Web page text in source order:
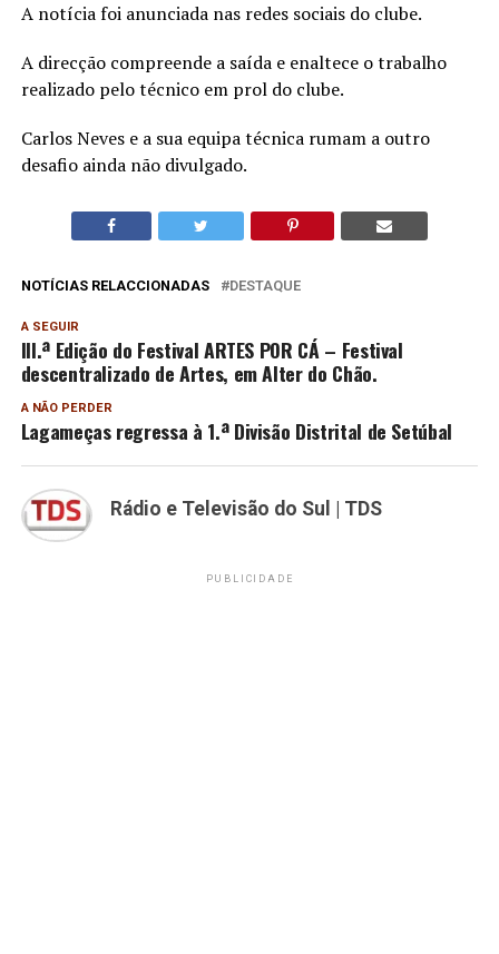
A notícia foi anunciada nas redes sociais do clube.
A direcção compreende a saída e enaltece o trabalho
realizado pelo técnico em prol do clube.
Carlos Neves e a sua equipa técnica rumam a outro
desafio ainda não divulgado.
NOTÍCIAS RELACCIONADAS DESTAQUE
A SEGUIR
III.ª Edição do Festival ARTES POR CÁ – Festival
descentralizado de Artes, em Alter do Chão.
A NÃO PERDER
Lagameças regressa à 1.ª Divisão Distrital de Setúbal
Rádio e Televisão do Sul | TDS
PUBLICIDADE